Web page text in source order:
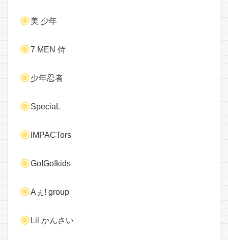
美 少年
7 MEN 侍
少年忍者
SpeciaL
IMPACTors
Go!Go!kids
Aぇ! group
Lil かんさい